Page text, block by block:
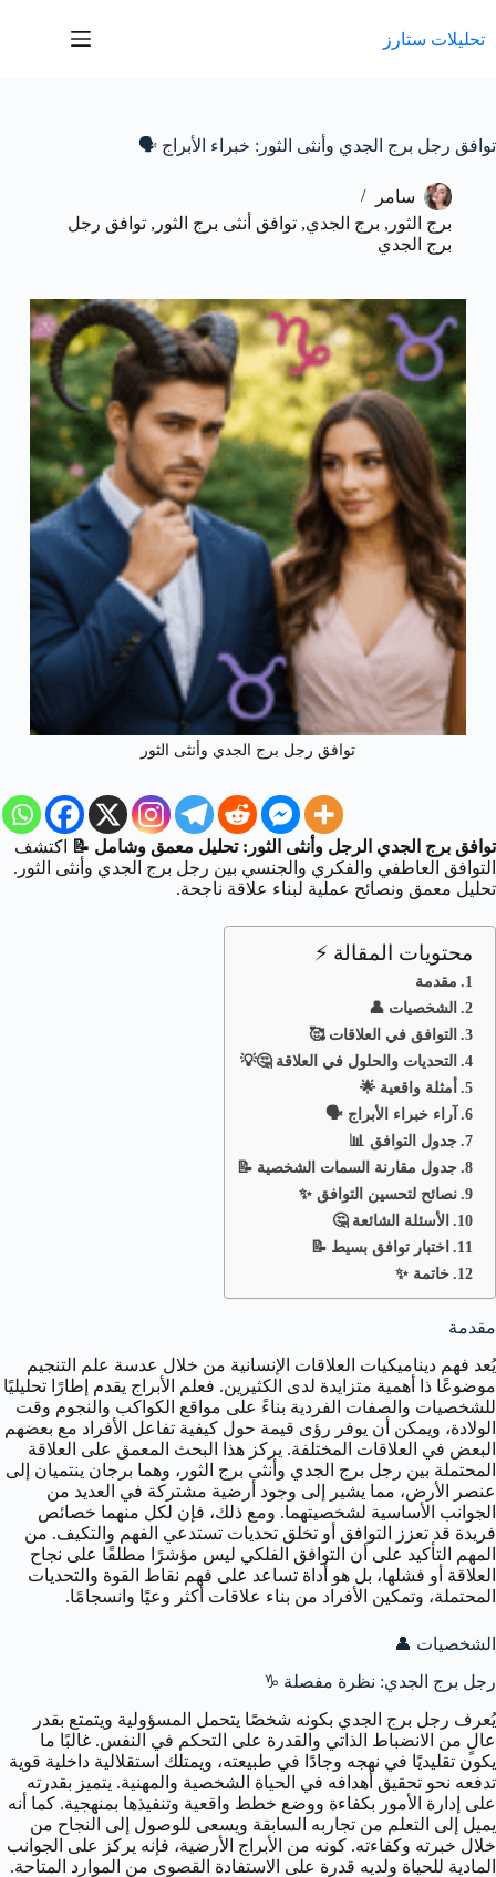
المحتوى
تحليلات ستارز
توافق رجل برج الجدي وأنثى الثور: خبراء الأبراج 🗣️
سامر
برج الثور , برج الجدي, توافق أنثى برج الثور , توافق رجل
برج الجدي
توافق رجل برج الجدي وأنثى الثور
توافق برج الجدي الرجل وأنثى الثور: تحليل معمق وشامل 📝
اكتشف
التوافق العاطفي والفكري والجنسي بين رجل برج الجدي وأنثى الثور.
تحليل معمق ونصائح عملية لبناء علاقة ناجحة.
محتويات المقالة ⚡
مقدمة
الشخصيات 👤
التوافق في العلاقات 🥰
التحديات والحلول في العلاقة 🤔💡
أمثلة واقعية 🌟
آراء خبراء الأبراج 🗣️
جدول التوافق 📊
جدول مقارنة السمات الشخصية 📝
نصائح لتحسين التوافق ✨
الأسئلة الشائعة 🤔
اختبار توافق بسيط 📝
خاتمة ✨
مقدمة
يُعد فهم ديناميكيات العلاقات الإنسانية من خلال عدسة علم التنجيم
موضوعًا ذا أهمية متزايدة لدى الكثيرين. فعلم الأبراج يقدم إطارًا تحليليًا
للشخصيات والصفات الفردية بناءً على مواقع الكواكب والنجوم وقت
الولادة، ويمكن أن يوفر رؤى قيمة حول كيفية تفاعل الأفراد مع بعضهم
البعض في العلاقات المختلفة. يركز هذا البحث المعمق على العلاقة
المحتملة بين رجل برج الجدي وأنثى برج الثور، وهما برجان ينتميان إلى
عنصر الأرض، مما يشير إلى وجود أرضية مشتركة في العديد من
الجوانب الأساسية لشخصيتهما. ومع ذلك، فإن لكل منهما خصائص
فريدة قد تعزز التوافق أو تخلق تحديات تستدعي الفهم والتكيف. من
المهم التأكيد على أن التوافق الفلكي ليس مؤشرًا مطلقًا على نجاح
العلاقة أو فشلها، بل هو أداة تساعد على فهم نقاط القوة والتحديات
المحتملة، وتمكين الأفراد من بناء علاقات أكثر وعيًا وانسجامًا.
الشخصيات 👤
رجل برج الجدي: نظرة مفصلة ♑
يُعرف رجل برج الجدي بكونه شخصًا يتحمل المسؤولية ويتمتع بقدر
عالٍ من الانضباط الذاتي والقدرة على التحكم في النفس. غالبًا ما
يكون تقليديًا في نهجه وجادًا في طبيعته، ويمتلك استقلالية داخلية قوية
تدفعه نحو تحقيق أهدافه في الحياة الشخصية والمهنية. يتميز بقدرته
على إدارة الأمور بكفاءة ووضع خطط واقعية وتنفيذها بمنهجية. كما أنه
يميل إلى التعلم من تجاربه السابقة ويسعى للوصول إلى النجاح من
خلال خبرته وكفاءته. كونه من الأبراج الأرضية، فإنه يركز على الجوانب
المادية للحياة ولديه قدرة على الاستفادة القصوى من الموارد المتاحة.